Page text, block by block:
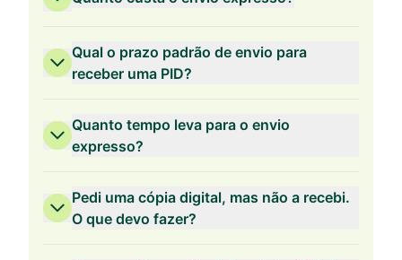
Qual o prazo padrão de envio para
receber uma PID?
Quanto tempo leva para o envio
expresso?
Pedi uma cópia digital, mas não a recebi.
O que devo fazer?